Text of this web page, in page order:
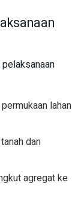
lahan
dan
agregat ke